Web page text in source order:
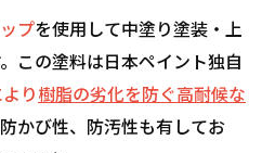
プを使用して中塗り塗装・上
この塗料は日本ペイント独自
り樹脂の劣化を防ぐ高耐候な
かび性、防汚性も有してお